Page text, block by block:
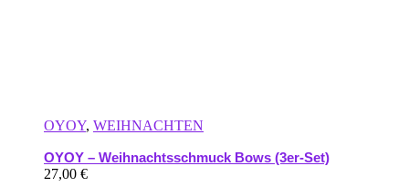
OYOY, WEIHNACHTEN
OYOY – Weihnachtsschmuck Bows (3er-Set)
27,00 €